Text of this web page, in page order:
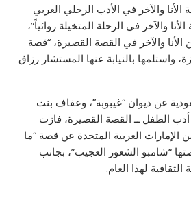
والآخر في الأدب الرحلي العربي
والآخر في الرحلة المتخيلة روائياً”،
والآخر في القصة القصيرة، “قصة
واستلمها بالنيابة عنها المستشار رزاق
عن ديوان “غيبوبة”، وعفاف بنت
الطفل ــ القصة القصيرة، فازت
العربية المتحدة عن قصة “ما
“شامبو الشعور العجيب”، بجانب
لهذا العام.